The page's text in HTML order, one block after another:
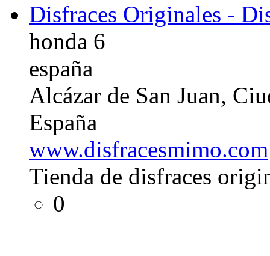
Disfraces Originales -
honda 6
españa
Alcázar de San Juan,
España
www.disfracesmimo.com
Tienda de disfraces
0